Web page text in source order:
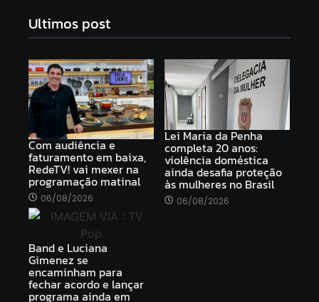
Ultimos post
Com audiência e
faturamento em baixa,
RedeTV! vai mexer na
programação matinal
06/08/2026
Lei Maria da Penha
completa 20 anos:
violência doméstica
ainda desafia proteção
às mulheres no Brasil
06/08/2026
Band e Luciana
Gimenez se
encaminham para
fechar acordo e lançar
programa ainda em